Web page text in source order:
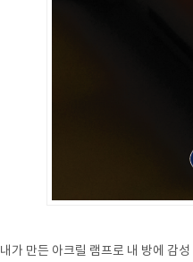
내가 만든 아크릴 램프로 내 방에 감성